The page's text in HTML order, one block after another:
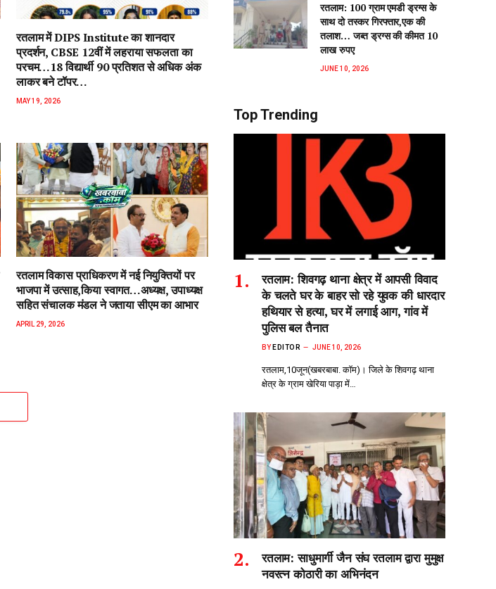
रतलाम में DIPS Institute का शानदार
प्रदर्शन, CBSE 12वीं में लहराया सफलता का
परचम…18 विद्यार्थी 90 प्रतिशत से अधिक अंक
लाकर बने टॉपर…
MAY 19, 2026
रतलाम विकास प्राधिकरण में नई नियुक्तियों पर
भाजपा में उत्साह,किया स्वागत…अध्यक्ष, उपाध्यक्ष
सहित संचालक मंडल ने जताया सीएम का आभार
APRIL 29, 2026
रतलाम: 100 ग्राम एमडी ड्रग्स के
साथ दो तस्कर गिरफ्तार,एक की
तलाश… जब्त ड्रग्स की कीमत 10
लाख रुपए
JUNE 10, 2026
Top Trending
रतलाम: शिवगढ़ थाना क्षेत्र में आपसी विवाद
के चलते घर के बाहर सो‌ रहे युवक की धारदार
हथियार से हत्या, घर में लगाई आग, गांव में
पुलिस बल तैनात
BY EDITOR JUNE 10, 2026
रतलाम,10जून(खबरबाबा. कॉम)। जिले के शिवगढ़ थाना
क्षेत्र के ग्राम खेरिया पाड़ा में…
रतलाम: साधुमार्गी जैन संघ रतलाम द्वारा मुमुक्ष
नवरत्न कोठारी का अभिनंदन